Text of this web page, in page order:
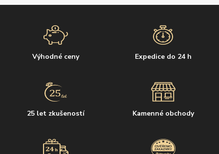
Výhodné ceny Expedice do 24 h
25 let zkušeností Kamenné obchody